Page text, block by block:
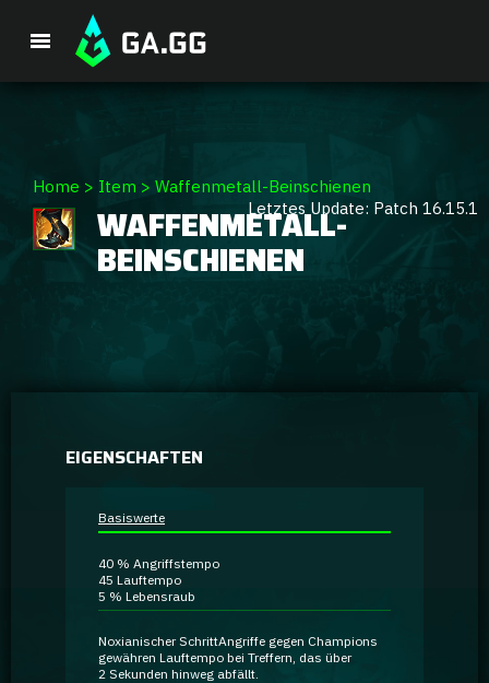
Spieler-Analyse
Champion Tier-Liste
Champion Builds & Guides
Ratgeber
GA Coachie Chat
Home > Item > Waffenmetall-Beinschienen
Letztes Update: Patch 16.15.1
WAFFENMETALL-
BEINSCHIENEN
EIGENSCHAFTEN
Basiswerte
40 % Angriffstempo
45 Lauftempo
5 % Lebensraub
Noxianischer SchrittAngriffe gegen Champions
gewähren Lauftempo bei Treffern, das über
2 Sekunden hinweg abfällt.